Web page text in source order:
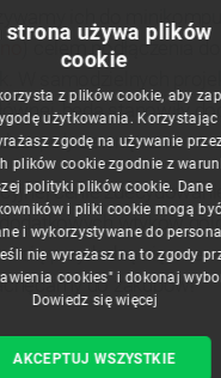
ich do
) celem podłączenia
W samodzielnych
będą stanowiły
zewnętrzne.
cenie
wtyków
przydadzą się one
do zakupów!
strona używa plików
cookie
z plików cookie, aby
użytkowania. Korzystając
zgodę na używanie
plików cookie zgodnie z
polityki plików cookie. Dane
i pliki cookie mogą być
i wykorzystywane do
nie wyrażasz na to zgody
cookies" i dokonaj
Dowiedz się więcej
AKCEPTUJ WSZYSTKIE